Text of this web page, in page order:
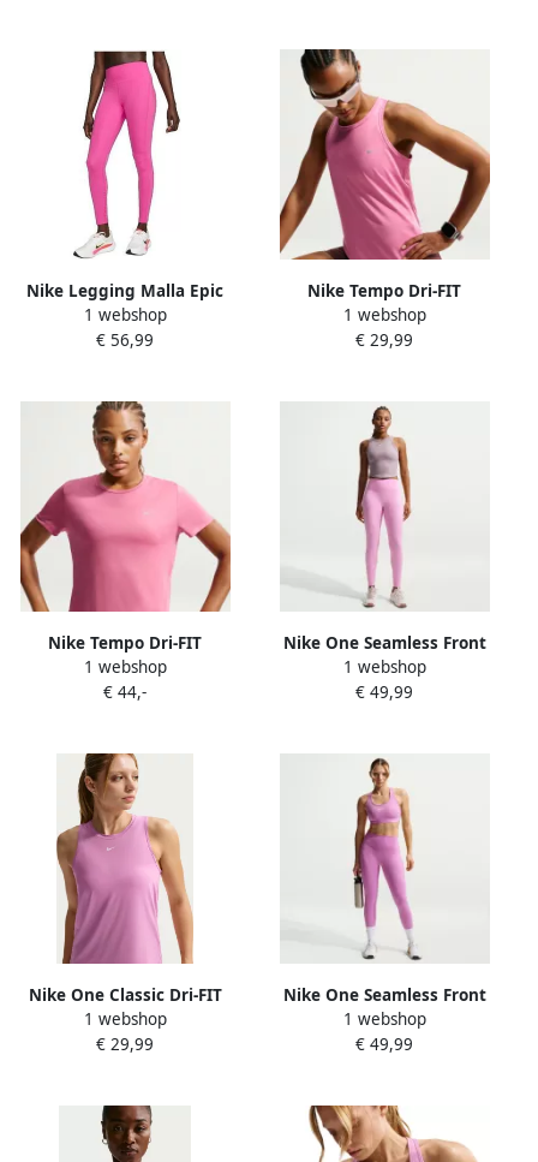
Nike Legging Malla Epic
Fast
1 webshop
€ 56,99
Nike Tempo Dri-FIT
hardlooptanktop voor
dames Roze
1 webshop
€ 29,99
Nike Tempo Dri-FIT
hardlooptop met korte
mouwen voor dames Roze
1 webshop
€ 44,-
Nike One Seamless Front
lange legging met hoge
taille voor dames Roze
1 webshop
€ 49,99
Nike One Classic Dri-FIT
tanktop voor dames Paars
1 webshop
€ 29,99
Nike One Seamless Front
lange legging met hoge
taille voor dames Paars
1 webshop
€ 49,99